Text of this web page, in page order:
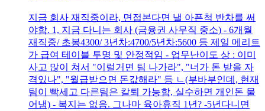
지금 회사 재직중이라, 면접본다면 낼 아픈척 반차를 써
야함. 1, 지금 다니는 회사 (금융권 사무직 중소) - 6개월
재직중/ 초봉4300/ 3년차:4700/5년차:5600 등 제일 메리트
가 급여 테이블 투명 및 안정적임 - 업무난이도 상 : 이미
사고 많이 쳐서 "이럴거면 팀 나가라", "너가 돈 받을 자
격있나", "월급받으면 돈값해라" 등 ㄴ(부바부인데, 현재
팀이 빡세고 다른팀은 칼퇴 가능함, 실수하면 개인돈 물
어냄) - 복지는 없음. 그나마 육아휴직 1년? -5년다니면